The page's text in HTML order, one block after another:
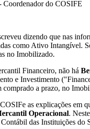
Coordenador do COSIFE
dizendo que nas
como Ativo Intangível.
no Imobilizado.
Financeiro, não há
e Investimento
a prazo, no
as explicações em
Operacional.
das Instituições